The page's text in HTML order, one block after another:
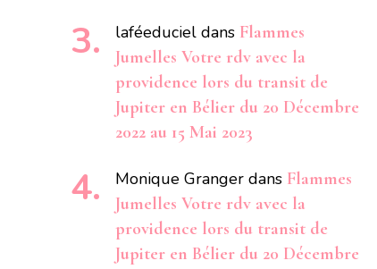
laféeduciel dans Flammes
Jumelles Votre rdv avec la
providence lors du transit de
Jupiter en Bélier du 20 Décembre
2022 au 15 Mai 2023
Monique Granger dans Flammes
Jumelles Votre rdv avec la
providence lors du transit de
Jupiter en Bélier du 20 Décembre